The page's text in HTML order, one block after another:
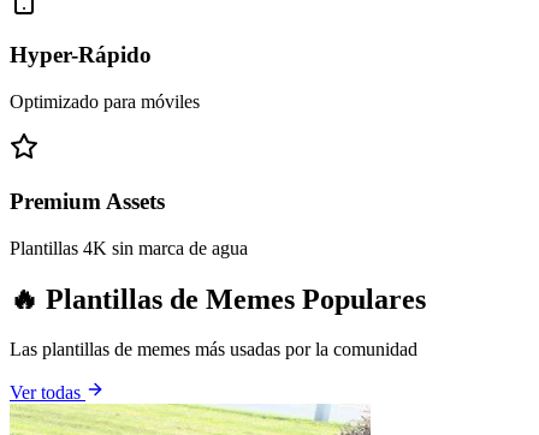
Hyper-Rápido
Optimizado para móviles
Premium Assets
Plantillas 4K sin marca de agua
🔥 Plantillas de Memes Populares
Las plantillas de memes más usadas por la comunidad
Ver todas